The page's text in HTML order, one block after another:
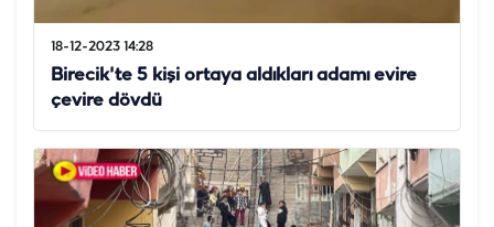
18-12-2023 14:28
Birecik'te 5 kişi ortaya aldıkları adamı evire
çevire dövdü